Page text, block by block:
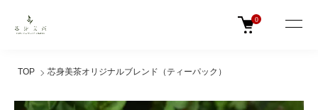
0
TOP 芯身美茶オリジナルブレンド（ティーパック）